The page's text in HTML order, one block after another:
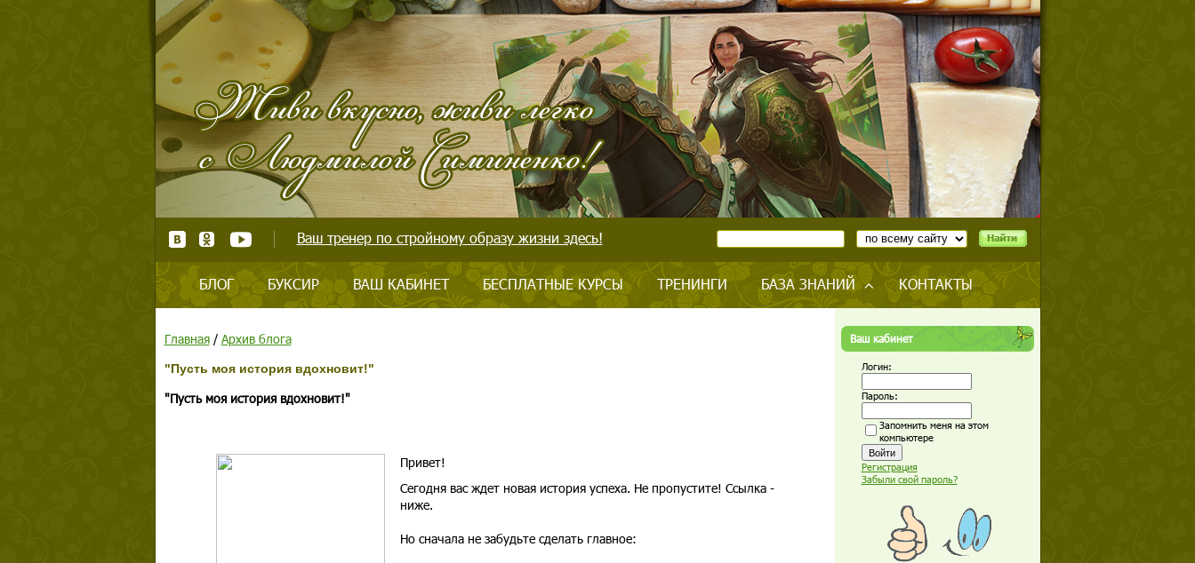
Ваш тренер по стройному образу жизни здесь!
БЛОГ БУКСИР ВАШ КАБИНЕТ БЕСПЛАТНЫЕ КУРСЫ ТРЕНИНГИ БАЗА ЗНАНИЙ КОНТАКТЫ
Главная/ Архив блога
"Пусть моя история вдохновит!"
"Пусть моя история вдохновит!"
Привет!
Сегодня вас ждет новая история успеха. Не пропустите! Ссылка -
ниже.
Но сначала не забудьте сделать главное:
Ваш кабинет
Логин:
Пароль:
Запомнить меня на этом
компьютере
Регистрация
Забыли свой пароль?